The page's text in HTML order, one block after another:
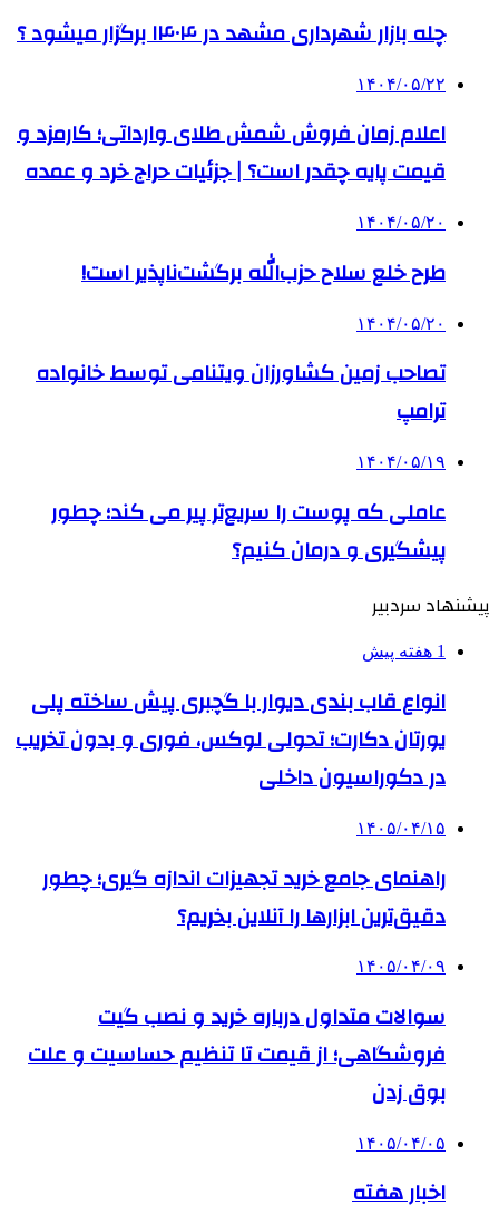
چله بازار شهرداری مشهد در ۱۴۰۴ برگزار میشود ؟
۱۴۰۴/۰۵/۲۲
اعلام زمان فروش شمش طلای وارداتی؛ کارمزد و
قیمت پایه چقدر است؟ | جزئیات حراج خرد و عمده
۱۴۰۴/۰۵/۲۰
طرح خلع سلاح حزب‌الله برگشت‌ناپذیر است!
۱۴۰۴/۰۵/۲۰
تصاحب زمین کشاورزان ویتنامی توسط خانواده
ترامپ
۱۴۰۴/۰۵/۱۹
عاملی که پوست را سریع‌تر پیر می کند؛ چطور
پیشگیری و درمان کنیم؟
پیشنهاد سردبیر
1 هفته پیش
انواع قاب بندی دیوار با گچبری پیش ساخته پلی
یورتان دکارت؛ تحولی لوکس، فوری و بدون تخریب
در دکوراسیون داخلی
۱۴۰۵/۰۴/۱۵
راهنمای جامع خرید تجهیزات اندازه گیری؛ چطور
دقیق‌ترین ابزارها را آنلاین بخریم؟
۱۴۰۵/۰۴/۰۹
سوالات متداول درباره خرید و نصب گیت
فروشگاهی؛ از قیمت تا تنظیم حساسیت و علت
بوق زدن
۱۴۰۵/۰۴/۰۵
اخبار هفته